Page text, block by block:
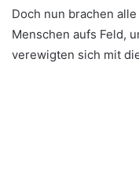
Doch nun brachen
Menschen aufs Feld,
verewigten sich mit